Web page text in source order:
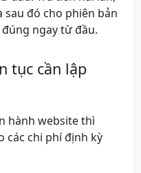
sau đó cho phiên bản
ngay từ đầu.
tục cần lập
hành website thì
các chi phí định kỳ